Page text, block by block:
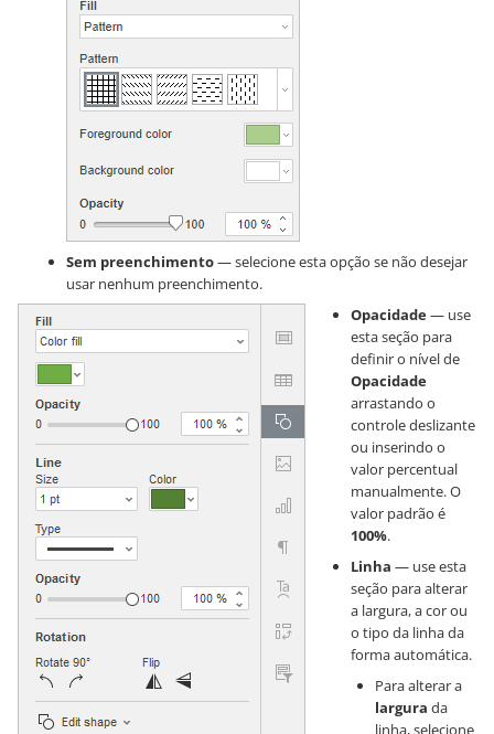
Sem preenchimento— selecione esta opção se não desejar
usar nenhum preenchimento.
Opacidade— use
esta seção para
definir o nível de
Opacidade
arrastando o
controle deslizante
ou inserindo o
valor percentual
manualmente. O
valor padrão é
100%.
Linha — use esta
seção para alterar
a largura, a cor ou
o tipo da linha da
forma automática.
Para alterar a
largura da
linha, selecione